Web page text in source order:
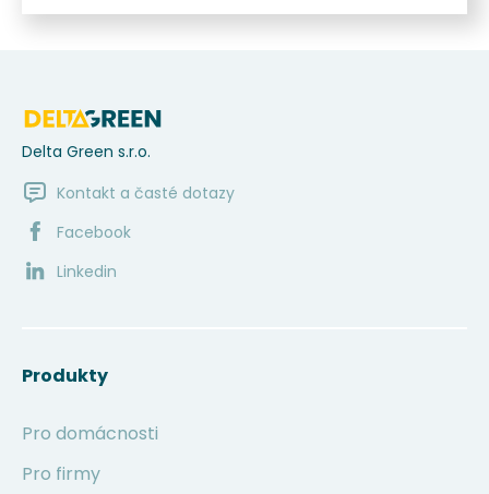
Delta Green s.r.o.
Kontakt a časté dotazy
Facebook
Linkedin
Produkty
Pro domácnosti
Pro firmy